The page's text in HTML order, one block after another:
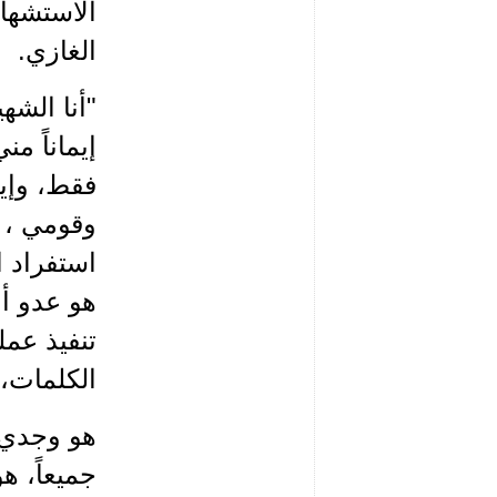
الغازي.
إيماناً
فقط،
وقومي
هو عدو
تنفيذ
هو
جميعاً،